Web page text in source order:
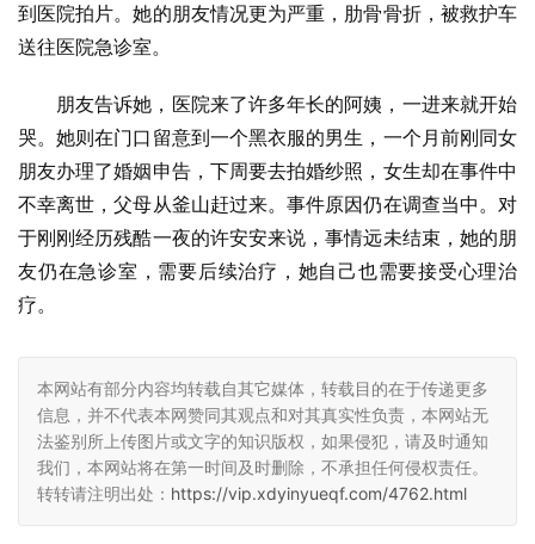
到医院拍片。她的朋友情况更为严重，肋骨骨折，被救护车
送往医院急诊室。
朋友告诉她，医院来了许多年长的阿姨，一进来就开始
哭。她则在门口留意到一个黑衣服的男生，一个月前刚同女
朋友办理了婚姻申告，下周要去拍婚纱照，女生却在事件中
不幸离世，父母从釜山赶过来。事件原因仍在调查当中。对
于刚刚经历残酷一夜的许安安来说，事情远未结束，她的朋
友仍在急诊室，需要后续治疗，她自己也需要接受心理治
疗。
本网站有部分内容均转载自其它媒体，转载目的在于传递更多
信息，并不代表本网赞同其观点和对其真实性负责，本网站无
法鉴别所上传图片或文字的知识版权，如果侵犯，请及时通知
我们，本网站将在第一时间及时删除，不承担任何侵权责任。
转转请注明出处： https://vip.xdyinyueqf.com/4762.html